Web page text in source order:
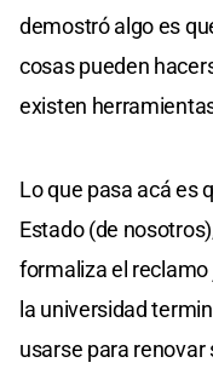
demostró algo es
cosas pueden
existen
Lo que pasa acá es
Estado (de
formaliza el
la universidad
usarse para